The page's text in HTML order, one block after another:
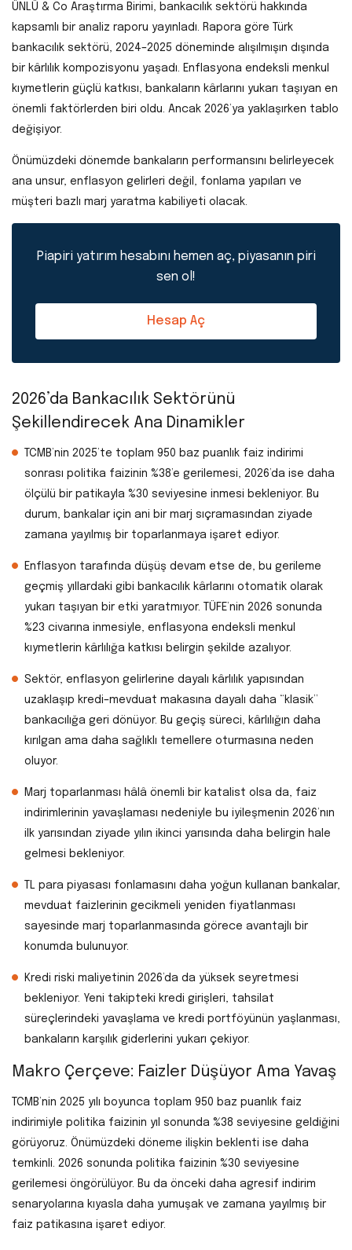
ÜNLÜ & Co Araştırma Birimi, bankacılık sektörü hakkında
kapsamlı bir analiz raporu yayınladı. Rapora göre Türk
bankacılık sektörü, 2024–2025 döneminde alışılmışın dışında
bir kârlılık kompozisyonu yaşadı. Enflasyona endeksli menkul
kıymetlerin güçlü katkısı, bankaların kârlarını yukarı taşıyan en
önemli faktörlerden biri oldu. Ancak 2026’ya yaklaşırken tablo
değişiyor.
Önümüzdeki dönemde bankaların performansını belirleyecek
ana unsur, enflasyon gelirleri değil, fonlama yapıları ve
müşteri bazlı marj yaratma kabiliyeti olacak.
Piapiri yatırım hesabını hemen aç, piyasanın piri
sen ol!
Hesap Aç
2026’da Bankacılık Sektörünü
Şekillendirecek Ana Dinamikler
TCMB’nin 2025’te toplam 950 baz puanlık faiz indirimi
sonrası politika faizinin %38’e gerilemesi, 2026’da ise daha
ölçülü bir patikayla %30 seviyesine inmesi bekleniyor. Bu
durum, bankalar için ani bir marj sıçramasından ziyade
zamana yayılmış bir toparlanmaya işaret ediyor.
Enflasyon tarafında düşüş devam etse de, bu gerileme
geçmiş yıllardaki gibi bankacılık kârlarını otomatik olarak
yukarı taşıyan bir etki yaratmıyor. TÜFE’nin 2026 sonunda
%23 civarına inmesiyle, enflasyona endeksli menkul
kıymetlerin kârlılığa katkısı belirgin şekilde azalıyor.
Sektör, enflasyon gelirlerine dayalı kârlılık yapısından
uzaklaşıp kredi–mevduat makasına dayalı daha “klasik”
bankacılığa geri dönüyor. Bu geçiş süreci, kârlılığın daha
kırılgan ama daha sağlıklı temellere oturmasına neden
oluyor.
Marj toparlanması hâlâ önemli bir katalist olsa da, faiz
indirimlerinin yavaşlaması nedeniyle bu iyileşmenin 2026’nın
ilk yarısından ziyade yılın ikinci yarısında daha belirgin hale
gelmesi bekleniyor.
TL para piyasası fonlamasını daha yoğun kullanan bankalar,
mevduat faizlerinin gecikmeli yeniden fiyatlanması
sayesinde marj toparlanmasında görece avantajlı bir
konumda bulunuyor.
Kredi riski maliyetinin 2026’da da yüksek seyretmesi
bekleniyor. Yeni takipteki kredi girişleri, tahsilat
süreçlerindeki yavaşlama ve kredi portföyünün yaşlanması,
bankaların karşılık giderlerini yukarı çekiyor.
Makro Çerçeve: Faizler Düşüyor Ama Yavaş
TCMB’nin 2025 yılı boyunca toplam 950 baz puanlık faiz
indirimiyle politika faizinin yıl sonunda %38 seviyesine geldiğini
görüyoruz. Önümüzdeki döneme ilişkin beklenti ise daha
temkinli. 2026 sonunda politika faizinin %30 seviyesine
gerilemesi öngörülüyor. Bu da önceki daha agresif indirim
senaryolarına kıyasla daha yumuşak ve zamana yayılmış bir
faiz patikasına işaret ediyor.